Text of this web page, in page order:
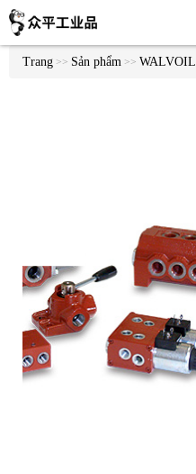
Trang >> Sản phẩm >> WALVOIL